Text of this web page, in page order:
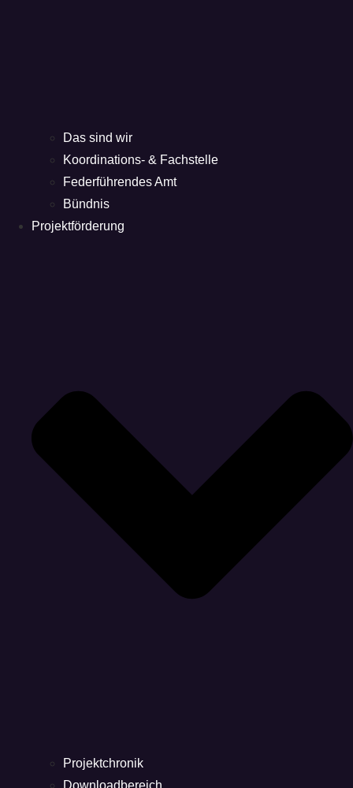
Das sind wir
Koordinations- & Fachstelle
Federführendes Amt
Bündnis
Projektförderung
Projektchronik
Downloadbereich